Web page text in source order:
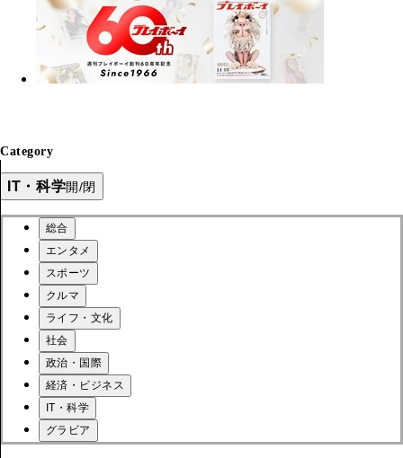
Category
IT・科学開/閉
総合
エンタメ
スポーツ
クルマ
ライフ・文化
社会
政治・国際
経済・ビジネス
IT・科学
グラビア